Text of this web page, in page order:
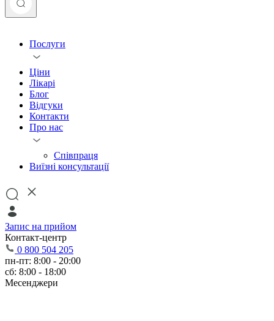
Послуги
Ціни
Лікарі
Блог
Відгуки
Контакти
Про нас
Співпраця
Виїзні консультації
Запис на прийом
Контакт-центр
0 800 504 205
пн-пт: 8:00 - 20:00
сб: 8:00 - 18:00
Месенджери